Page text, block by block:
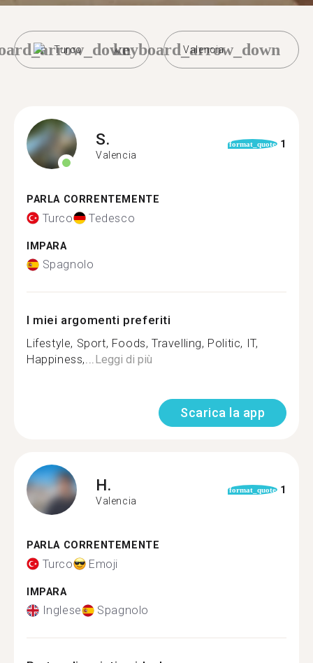
Turco Valencia
keyboard_arrow_down
S.
Valencia
format_quote 1
PARLA CORRENTEMENTE
Turco Tedesco
IMPARA
Spagnolo
I miei argomenti preferiti
Lifestyle, Sport, Foods, Travelling, Politic, IT,
Happiness,...Leggi di più
Scarica la app
H.
Valencia
format_quote 1
PARLA CORRENTEMENTE
Turco Emoji
IMPARA
Inglese Spagnolo